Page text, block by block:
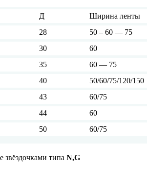
Д
Ширина ленты
28
50 – 60 — 75
30
60
35
60 — 75
40
50/60/75/120/150
43
60/75
44
60
50 60/75
типа N,G